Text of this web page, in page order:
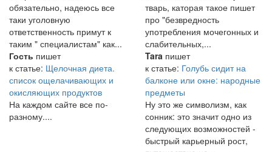
обязательно, надеюсь все
таки уголовную
ответственность примут к
таким " специалистам" как...
тварь, каторая такое пишет
про "безвредность
употребления мочегонных и
слабительных,...
Гость пишет
к статье: Щелочная диета.
список ощелачивающих и
окисляющих продуктов
На каждом сайте все по-
разному....
Tara пишет
к статье: Голубь сидит на
балконе или окне: народные
предметы
Ну это же символизм, как
сонник: это значит одно из
следующих возможностей -
быстрый карьерный рост,